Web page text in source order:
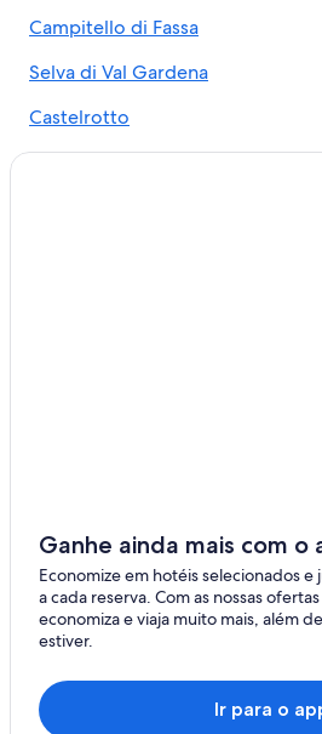
Campitello di Fassa
Selva di Val Gardena
Castelrotto
Ganhe ainda mais com o
Economize em hotéis selecionados
a cada reserva. Com as nossas
economiza e viaja muito mais, além
estiver.
Ir para o